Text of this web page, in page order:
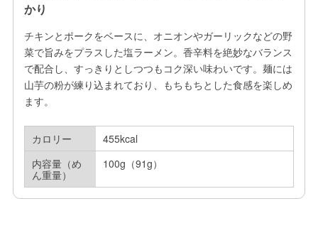
かり
チキンとポークをベースに、オニオンやガーリックなどの野
菜で旨みをプラスした塩ラーメン。香辛料を絶妙なバランス
で配合し、すっきりとしつつもコク深い味わいです。麺には
山芋の粉が練り込まれており、もちもちとした食感を楽しめ
ます。
カロリー
455kcal
内容量（め
ん重量）
100g（91g）